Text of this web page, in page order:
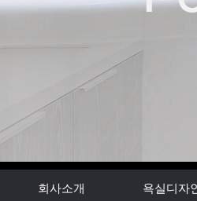
회사소개 욕실디자